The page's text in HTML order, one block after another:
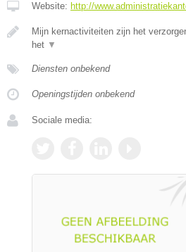
Website: http://
Mijn kernactiviteiten zijn het
het ▼
Diensten onbekend
Openingstijden onbekend
Sociale media: